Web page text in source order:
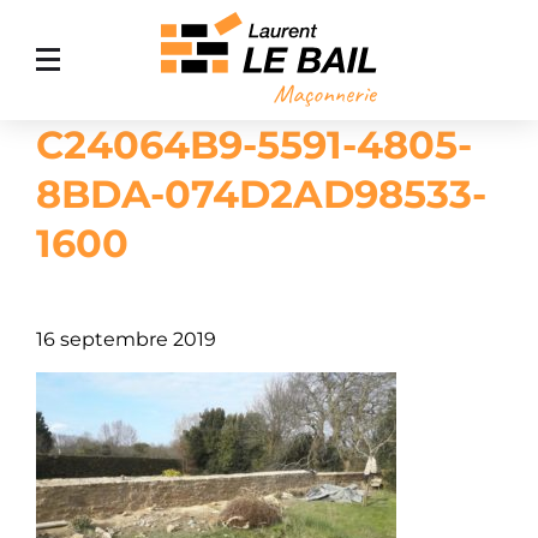
ACCUEIL
MAÇONNERIE GÉNÉRALE
NOS RÉALISATIONS
CONTACT
C24064B9-5591-4805-
8BDA-074D2AD98533-
1600
16 septembre 2019